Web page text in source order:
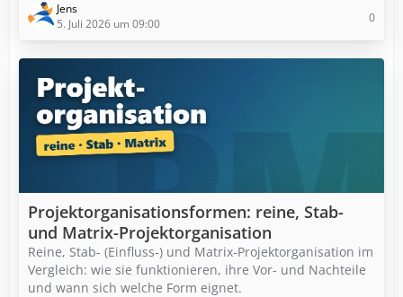
Jens
5. Juli 2026 um 09:00
0
Projektorganisationsformen: reine, Stab-
und Matrix-Projektorganisation
Reine, Stab- (Einfluss-) und Matrix-Projektorganisation im
Vergleich: wie sie funktionieren, ihre Vor- und Nachteile
und wann sich welche Form eignet.